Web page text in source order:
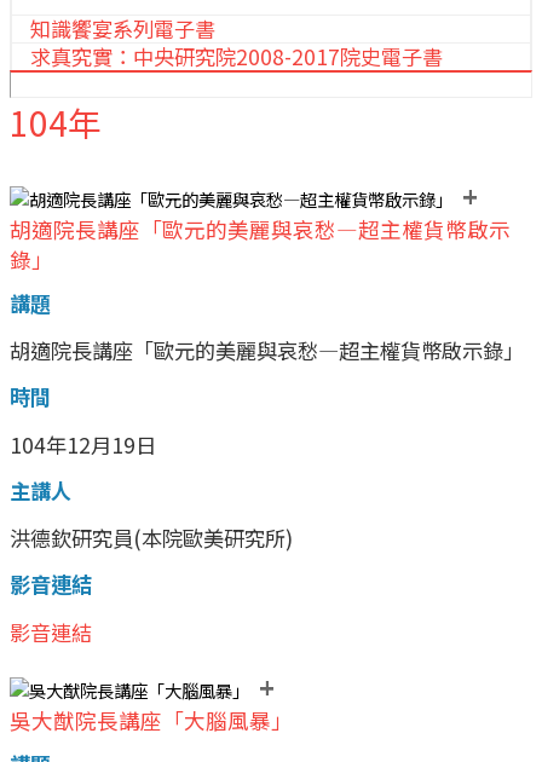
知識饗宴系列電子書
求真究實：中央研究院2008-2017院史電子書
104年
+
胡適院長講座「歐元的美麗與哀愁—超主權貨幣啟示
錄」
講題
胡適院長講座「歐元的美麗與哀愁—超主權貨幣啟示錄」
時間
104年12月19日
主講人
洪德欽研究員(本院歐美研究所)
影音連結
影音連結
+
吳大猷院長講座「大腦風暴」